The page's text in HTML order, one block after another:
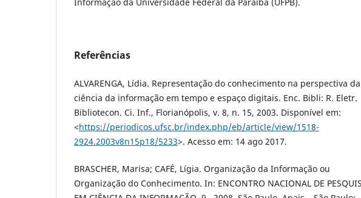
Informação da Universidade Federal da Paraíba (UFPB).
Referências
ALVARENGA, Lídia. Representação do conhecimento na perspectiva da
ciência da informação em tempo e espaço digitais. Enc. Bibli: R. Eletr.
Bibliotecon. Ci. Inf., Florianópolis, v. 8, n. 15, 2003. Disponível em:
<https://periodicos.ufsc.br/index.php/eb/article/view/1518-
2924.2003v8n15p18/5233>. Acesso em: 14 ago 2017.
BRASCHER, Marisa; CAFÉ, Lígia. Organização da Informação ou
Organização do Conhecimento. In: ENCONTRO NACIONAL DE